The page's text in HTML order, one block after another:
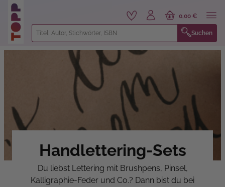
springen
Suchen
0,00 €
Handlettering-Sets
Du liebst Lettering mit Brushpens, Pinsel,
Kalligraphie-Feder und Co.? Dann bist du bei